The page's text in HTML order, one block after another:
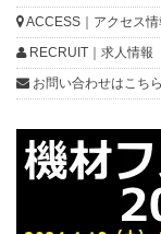
ACCESS｜アクセス情
RECRUIT｜求人情報
お問い合わせはこちら